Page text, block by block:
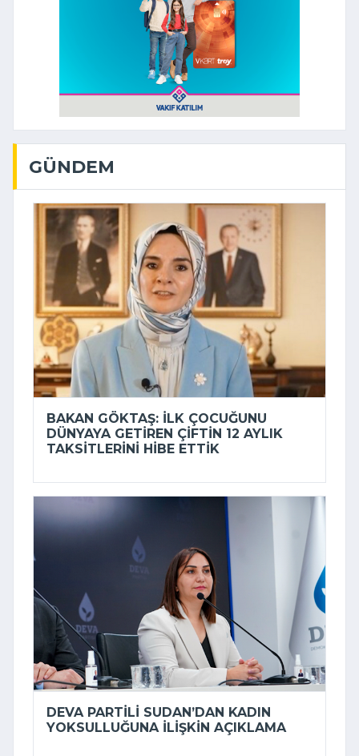
GÜNDEM
BAKAN GÖKTAŞ: İLK ÇOCUĞUNU
DÜNYAYA GETIREN ÇIFTIN 12 AYLIK
TAKSITLERINI HIBE ETTIK
DEVA PARTILI SUDAN’DAN KADIN
YOKSULLUĞUNA ILIŞKIN AÇIKLAMA